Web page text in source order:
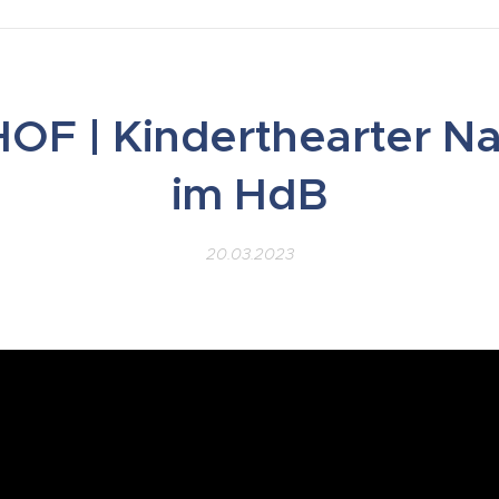
| Kinderthearter
im HdB
20.03.2023